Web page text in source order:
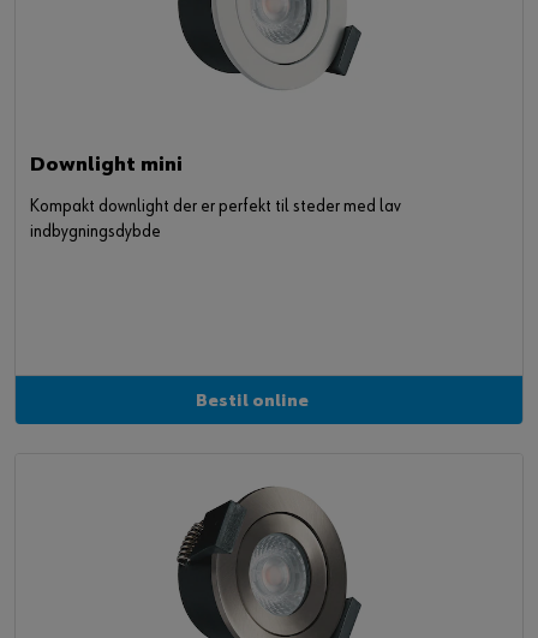
Downlight mini
Kompakt downlight der er perfekt til steder med lav
indbygningsdybde
Bestil online